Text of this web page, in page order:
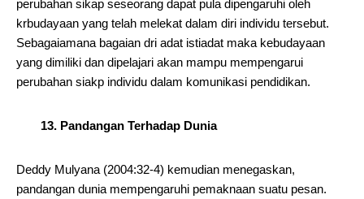
perubahan sikap seseorang dapat pula dipengaruhi oleh
krbudayaan yang telah melekat dalam diri individu tersebut.
Sebagaiamana bagaian dri adat istiadat maka kebudayaan
yang dimiliki dan dipelajari akan mampu mempengarui
perubahan siakp individu dalam komunikasi pendidikan.
13. Pandangan Terhadap Dunia
Deddy Mulyana (2004:32-4) kemudian menegaskan,
pandangan dunia mempengaruhi pemaknaan suatu pesan.